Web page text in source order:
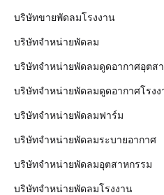
บริษัทขายพัดลมโรงงาน
บริษัทจำหน่ายพัดลม
บริษัทจำหน่ายพัดลมดูดอากาศอุตส
บริษัทจำหน่ายพัดลมดูดอากาศโรงง
บริษัทจำหน่ายพัดลมฟาร์ม
บริษัทจำหน่ายพัดลมระบายอากาศ
บริษัทจำหน่ายพัดลมอุตสาหกรรม
บริษัทจำหน่ายพัดลมโรงงาน